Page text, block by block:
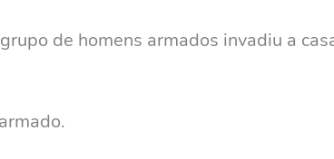
de homens armados invadiu a